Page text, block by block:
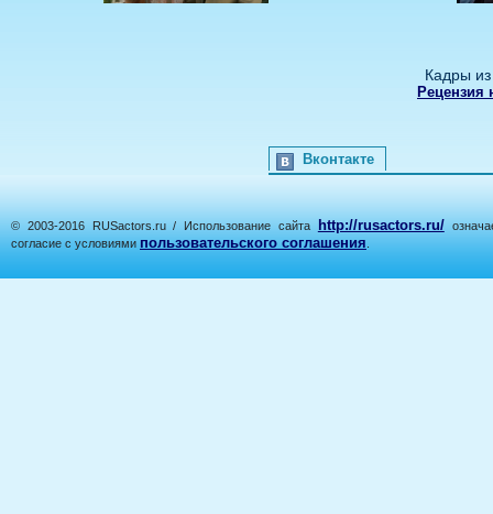
Кадры
Рецензия
Вконтакте
© 2003-2016 RUSactors.ru / Использование сайта http://rusactors.ru/
согласие с условиями пользовательского соглашения